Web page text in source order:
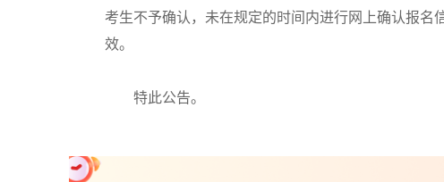
考生不予确认，未在规定的时间内进行网上确认报
效。
特此公告。